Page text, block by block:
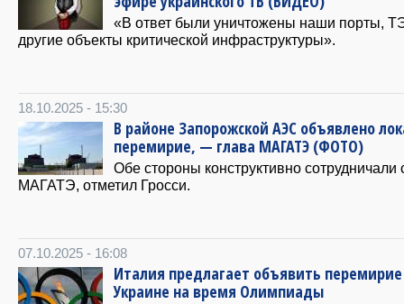
«В ответ были уничтожены наши порты,
другие объекты критической инфраструктуры».
18.10.2025 - 15:30
В районе Запорожской АЭС объявлено
перемирие, — глава МАГАТЭ (ФОТО)
Обе стороны конструктивно сотрудничали
МАГАТЭ, отметил Гросси.
07.10.2025 - 16:08
Италия предлагает объявить
Украине на время Олимпиады